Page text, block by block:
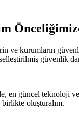
ve kurumların
güvenlik
en güncel teknoloji
oluşturalım.